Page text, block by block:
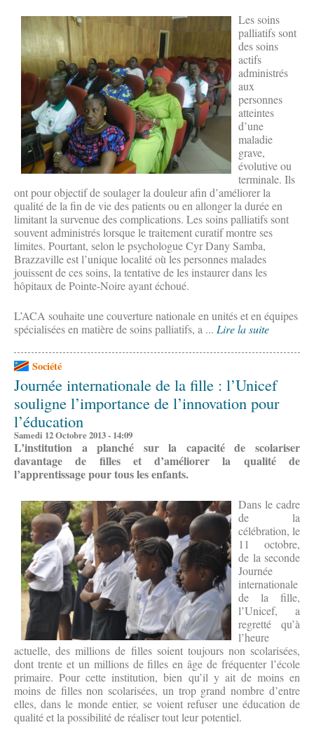
Les soins
palliatifs sont
des soins
actifs
administrés
aux
personnes
atteintes
d’une
maladie
grave,
évolutive ou
terminale. Ils
ont pour objectif de soulager la douleur afin d’améliorer la
qualité de la fin de vie des patients ou en allonger la durée en
limitant la survenue des complications. Les soins palliatifs sont
souvent administrés lorsque le traitement curatif montre ses
limites. Pourtant, selon le psychologue Cyr Dany Samba,
Brazzaville est l’unique localité où les personnes malades
jouissent de ces soins, la tentative de les instaurer dans les
hôpitaux de Pointe-Noire ayant échoué.
L’ACA souhaite une couverture nationale en unités et en équipes
spécialisées en matière de soins palliatifs, a ... Lire la suite
Société
Journée internationale de la fille : l’Unicef
souligne l’importance de l’innovation pour
l’éducation
Samedi 12 Octobre 2013 - 14:09
L’institution a planché sur la capacité de scolariser
davantage de filles et d’améliorer la qualité de
l’apprentissage pour tous les enfants.
Dans le cadre
de la
célébration, le
11 octobre,
de la seconde
Journée
internationale
de la fille,
l’Unicef, a
regretté qu’à
l’heure
actuelle, des millions de filles soient toujours non scolarisées,
dont trente et un millions de filles en âge de fréquenter l’école
primaire. Pour cette institution, bien qu’il y ait de moins en
moins de filles non scolarisées, un trop grand nombre d’entre
elles, dans le monde entier, se voient refuser une éducation de
qualité et la possibilité de réaliser tout leur potentiel.